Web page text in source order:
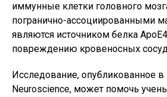
иммунные клетки головного
погранично-ассоциированными
являются источником белка
повреждению кровеносных
Исследование, опубликованное
Neuroscience, может помочь